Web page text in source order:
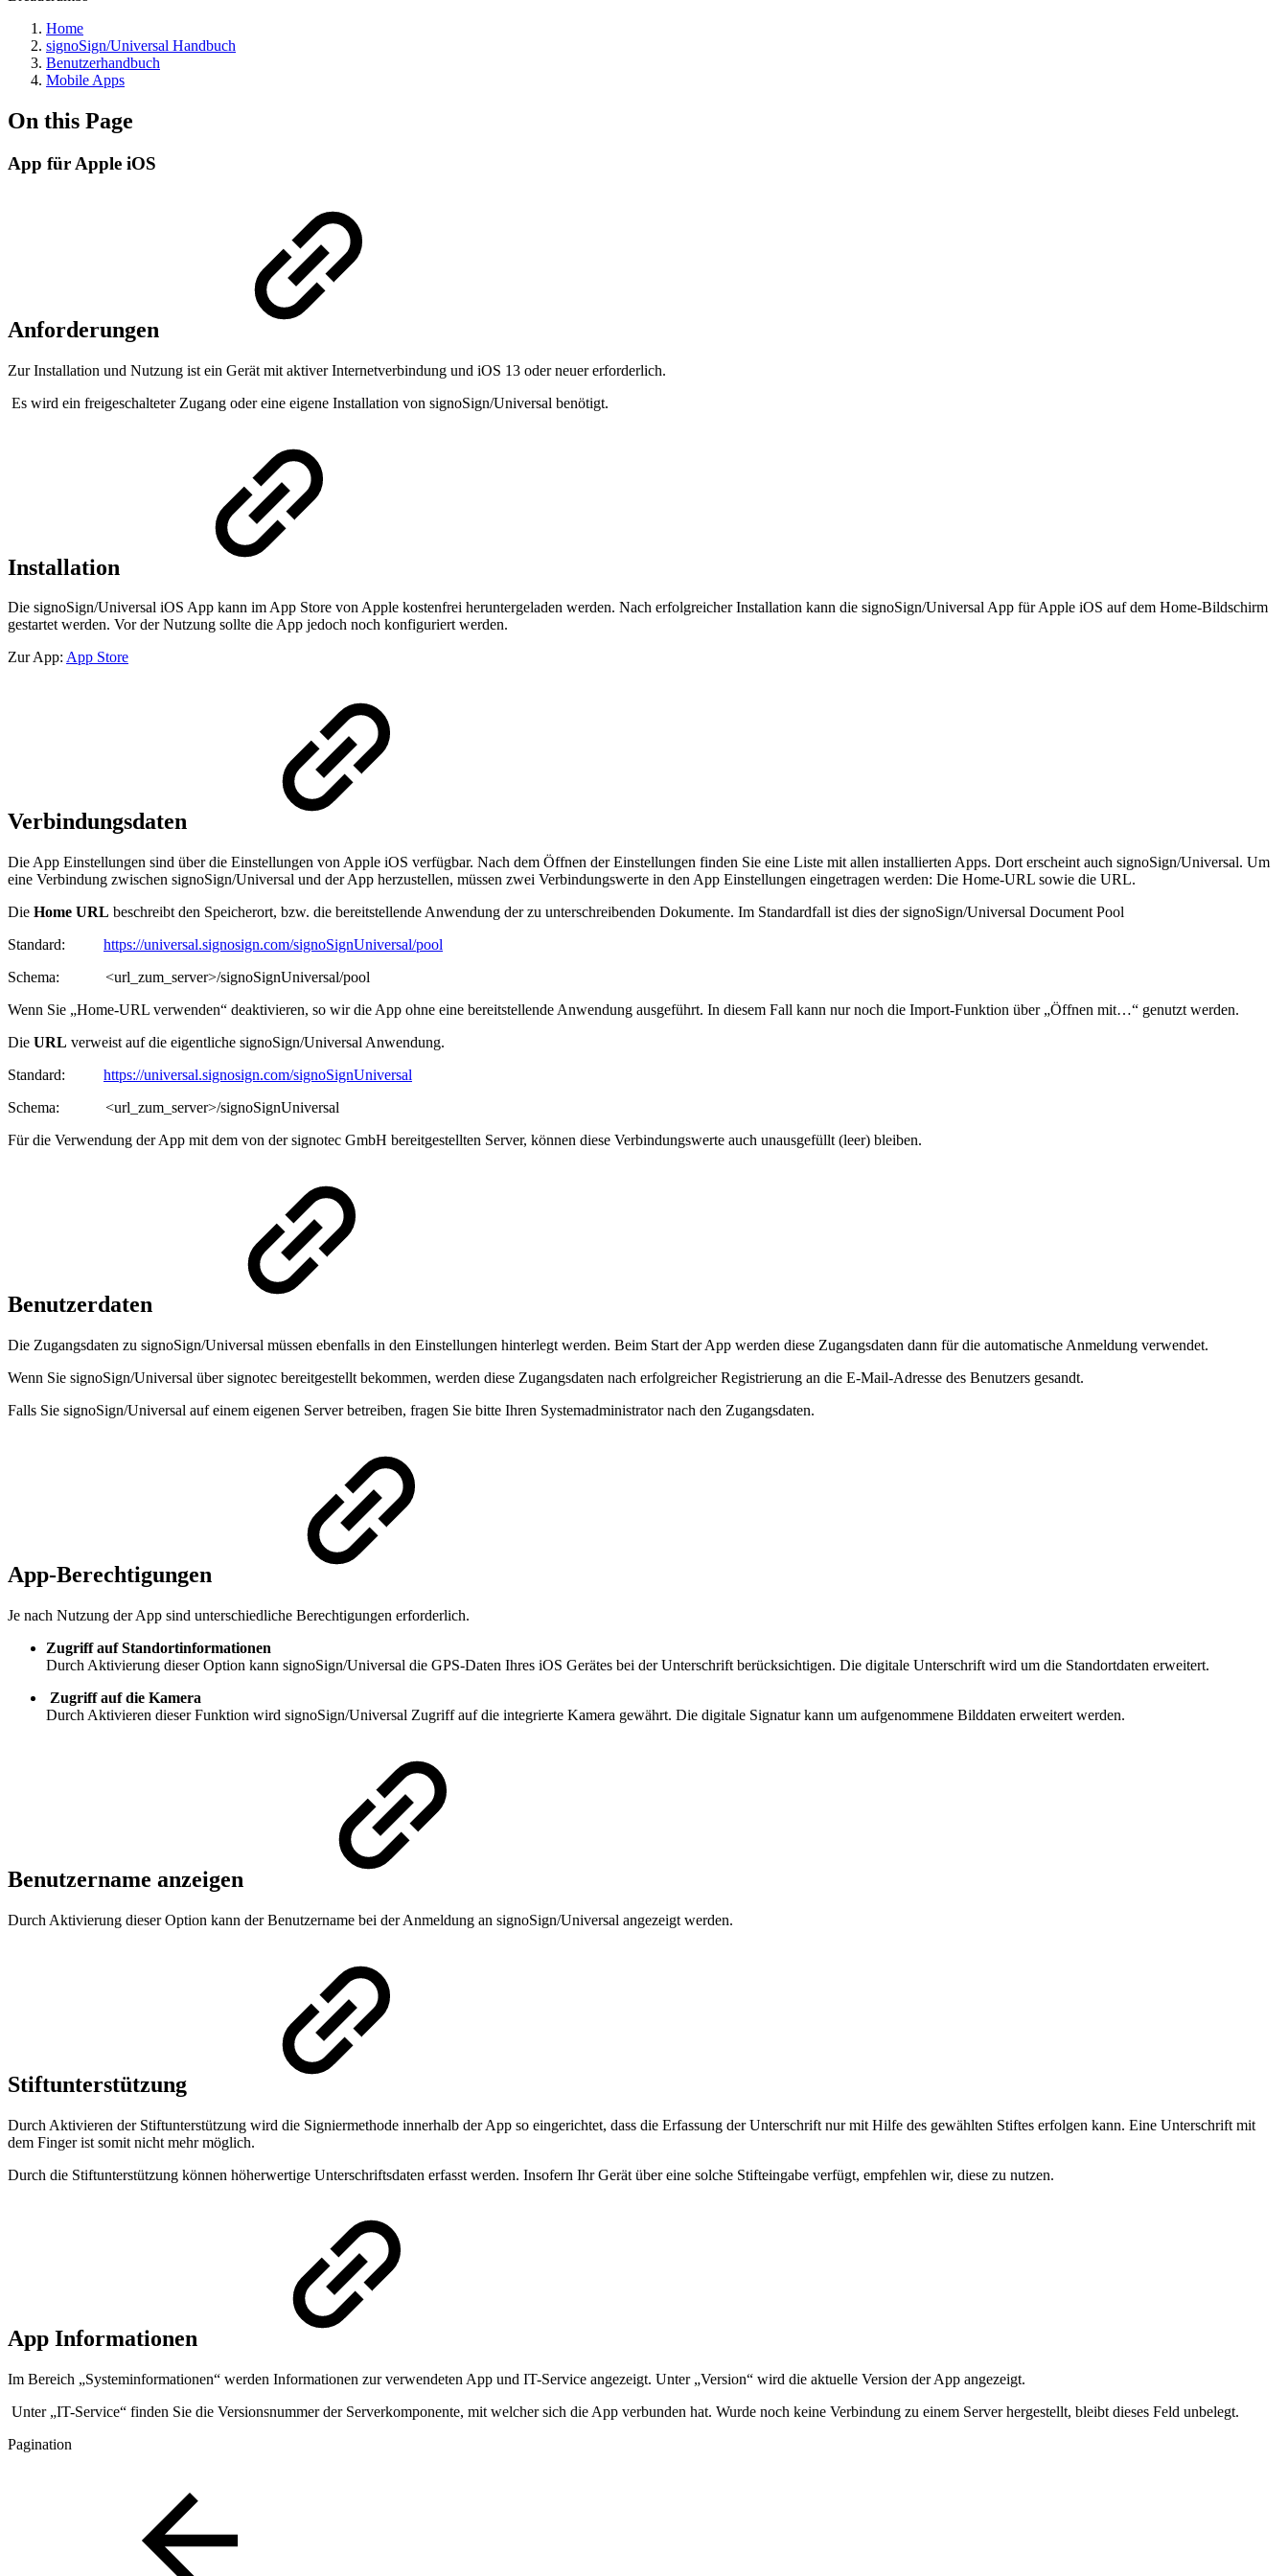
Home
signoSign/Universal Handbuch
Benutzerhandbuch
Mobile Apps
On this Page
App für Apple iOS
Anforderungen
Zur Installation und Nutzung ist ein Gerät mit aktiver Internetverbindung und iOS 13 oder neuer erforderlich.
Es wird ein freigeschalteter Zugang oder eine eigene Installation von signoSign/Universal benötigt.
Installation
Die signoSign/Universal iOS App kann im App Store von Apple kostenfrei heruntergeladen werden. Nach erfolgreicher Installation kann die signoSign/Universal App für Apple iOS auf dem Home-Bildschirm
gestartet werden. Vor der Nutzung sollte die App jedoch noch konfiguriert werden.
Zur App: App Store
Verbindungsdaten
Die App Einstellungen sind über die Einstellungen von Apple iOS verfügbar. Nach dem Öffnen der Einstellungen finden Sie eine Liste mit allen installierten Apps. Dort erscheint auch signoSign/Universal. Um
eine Verbindung zwischen signoSign/Universal und der App herzustellen, müssen zwei Verbindungswerte in den App Einstellungen eingetragen werden: Die Home-URL sowie die URL.
Die Home URL beschreibt den Speicherort, bzw. die bereitstellende Anwendung der zu unterschreibenden Dokumente. Im Standardfall ist dies der signoSign/Universal Document Pool
Standard: https://universal.signosign.com/signoSignUniversal/pool
Schema: <url_zum_server>/signoSignUniversal/pool
Wenn Sie „Home-URL verwenden“ deaktivieren, so wir die App ohne eine bereitstellende Anwendung ausgeführt. In diesem Fall kann nur noch die Import-Funktion über „Öffnen mit…“ genutzt werden.
Die URL verweist auf die eigentliche signoSign/Universal Anwendung.
Standard: https://universal.signosign.com/signoSignUniversal
Schema: <url_zum_server>/signoSignUniversal
Für die Verwendung der App mit dem von der signotec GmbH bereitgestellten Server, können diese Verbindungswerte auch unausgefüllt (leer) bleiben.
Benutzerdaten
Die Zugangsdaten zu signoSign/Universal müssen ebenfalls in den Einstellungen hinterlegt werden. Beim Start der App werden diese Zugangsdaten dann für die automatische Anmeldung verwendet.
Wenn Sie signoSign/Universal über signotec bereitgestellt bekommen, werden diese Zugangsdaten nach erfolgreicher Registrierung an die E-Mail-Adresse des Benutzers gesandt.
Falls Sie signoSign/Universal auf einem eigenen Server betreiben, fragen Sie bitte Ihren Systemadministrator nach den Zugangsdaten.
App-Berechtigungen
Je nach Nutzung der App sind unterschiedliche Berechtigungen erforderlich.
Zugriff auf Standortinformationen
Durch Aktivierung dieser Option kann signoSign/Universal die GPS-Daten Ihres iOS Gerätes bei der Unterschrift berücksichtigen. Die digitale Unterschrift wird um die Standortdaten erweitert.
Zugriff auf die Kamera
Durch Aktivieren dieser Funktion wird signoSign/Universal Zugriff auf die integrierte Kamera gewährt. Die digitale Signatur kann um aufgenommene Bilddaten erweitert werden.
Benutzername anzeigen
Durch Aktivierung dieser Option kann der Benutzername bei der Anmeldung an signoSign/Universal angezeigt werden.
Stiftunterstützung
Durch Aktivieren der Stiftunterstützung wird die Signiermethode innerhalb der App so eingerichtet, dass die Erfassung der Unterschrift nur mit Hilfe des gewählten Stiftes erfolgen kann. Eine Unterschrift mit
dem Finger ist somit nicht mehr möglich.
Durch die Stiftunterstützung können höherwertige Unterschriftsdaten erfasst werden. Insofern Ihr Gerät über eine solche Stifteingabe verfügt, empfehlen wir, diese zu nutzen.
App Informationen
Im Bereich „Systeminformationen“ werden Informationen zur verwendeten App und IT-Service angezeigt. Unter „Version“ wird die aktuelle Version der App angezeigt.
Unter „IT-Service“ finden Sie die Versionsnummer der Serverkomponente, mit welcher sich die App verbunden hat. Wurde noch keine Verbindung zu einem Server hergestellt, bleibt dieses Feld unbelegt.
Pagination